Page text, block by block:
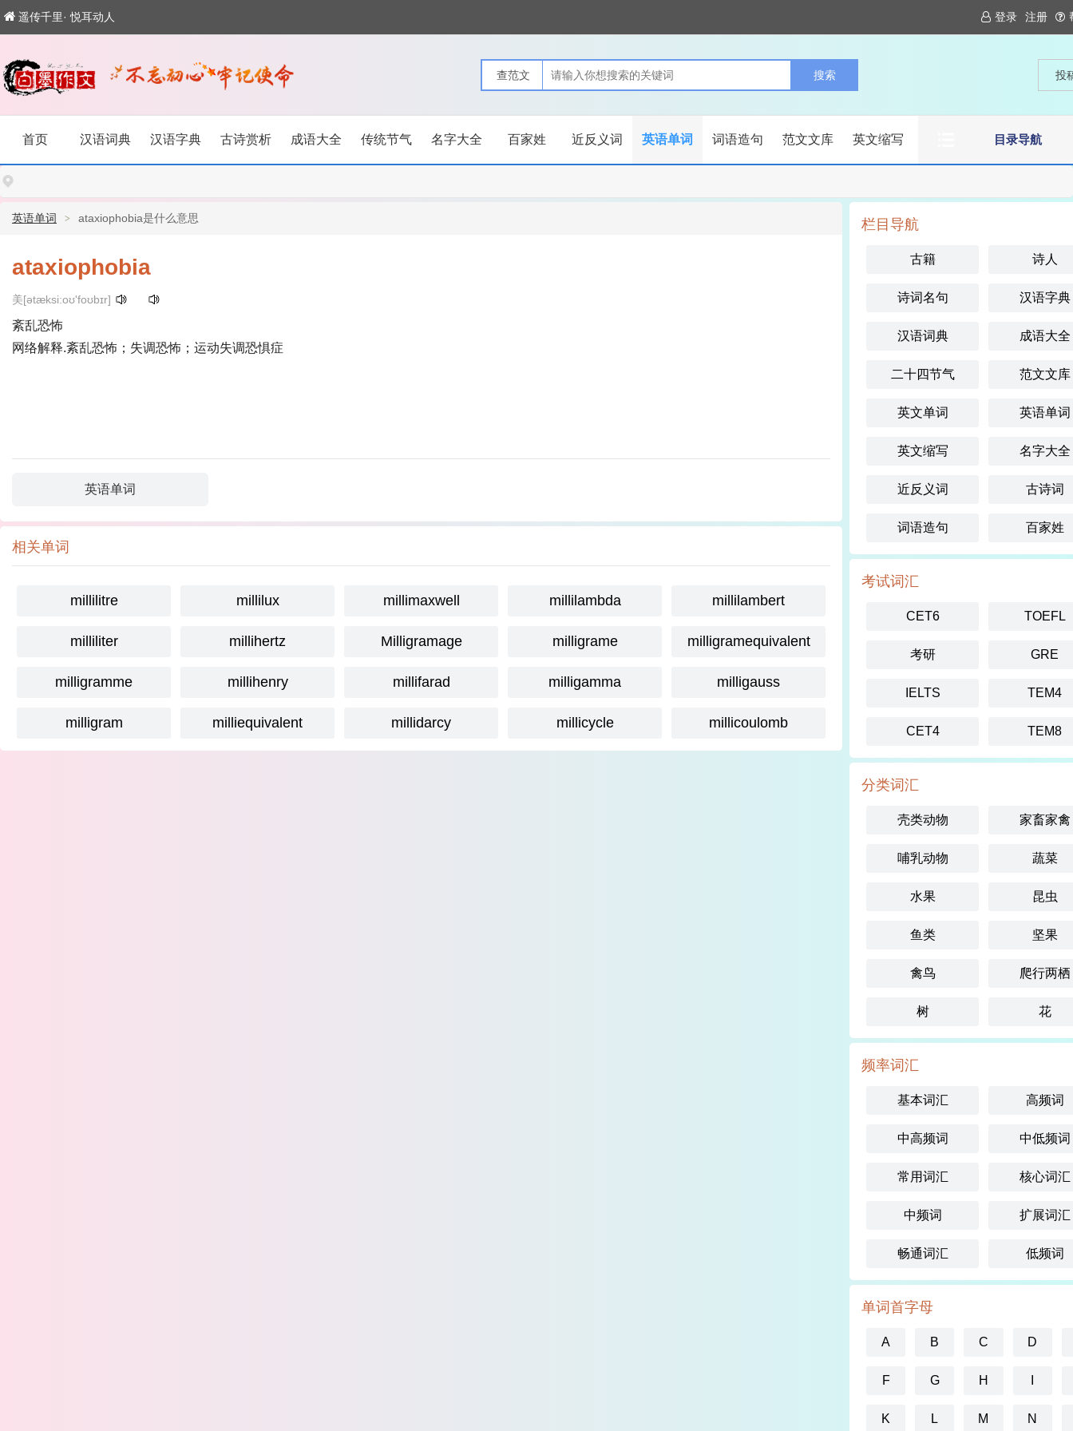
遥传千里· 悦耳动人 登录 注册
投
目录导航
首页 汉语词典 汉语字典 古诗赏析 成语大全 传统节气 名字大全 百家姓 近反义词 英语单词 词语造句 范文文库 英文缩写
英语单词 ataxiophobia是什么意思
ataxiophobia
美[ətæksi:oʊ'foʊbɪr]
紊乱恐怖
网络解释.紊乱恐怖；失调恐怖；运动失调恐惧症
英语单词
相关单词
millilitre millilux millimaxwell millilambda millilambert
milliliter millihertz Milligramage milligrame milligramequivalent
milligramme millihenry millifarad milligamma milligauss
milligram milliequivalent millidarcy millicycle millicoulomb
栏目导航
古籍 诗人
诗词名句 汉语字典
汉语词典 成语大全
二十四节气 范文文库
英文单词 英语单词
英文缩写 名字大全
近反义词 古诗词
词语造句 百家姓
考试词汇
CET6 TOEFL
考研 GRE
IELTS TEM4
CET4 TEM8
分类词汇
壳类动物 家畜家禽
哺乳动物 蔬菜
水果 昆虫
鱼类 坚果
禽鸟 爬行两栖
树 花
频率词汇
基本词汇 高频词
中高频词 中低频词
常用词汇 核心词汇
中频词 扩展词汇
畅通词汇 低频词
单词首字母
A B C D
F G H
K L M N